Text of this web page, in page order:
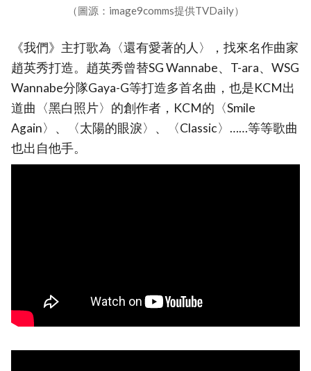
（圖源：image9comms提供TVDaily）
《我們》主打歌為〈還有愛著的人〉，找來名作曲家
趙英秀打造。趙英秀曾替SG Wannabe、T-ara、WSG
Wannabe分隊Gaya-G等打造多首名曲，也是KCM出
道曲〈黑白照片〉的創作者，KCM的〈Smile
Again〉、〈太陽的眼淚〉、〈Classic〉……等等歌曲
也出自他手。